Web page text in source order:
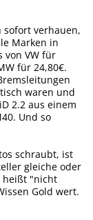
verhauen,
Marken in
von VW für
für 24,80€.
waren und
2.2 aus einem
Und so
schraubt, ist
gleiche oder
heißt "nicht
Gold wert.